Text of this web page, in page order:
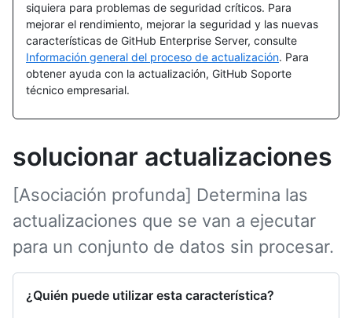
siquiera para problemas de seguridad críticos. Para
mejorar el rendimiento, mejorar la seguridad y las nuevas
características de GitHub Enterprise Server, consulte
Información general del proceso de actualización. Para
obtener ayuda con la actualización, GitHub Soporte
técnico empresarial.
solucionar actualizaciones
[Asociación profunda] Determina las
actualizaciones que se van a ejecutar
para un conjunto de datos sin procesar.
¿Quién puede utilizar esta característica?